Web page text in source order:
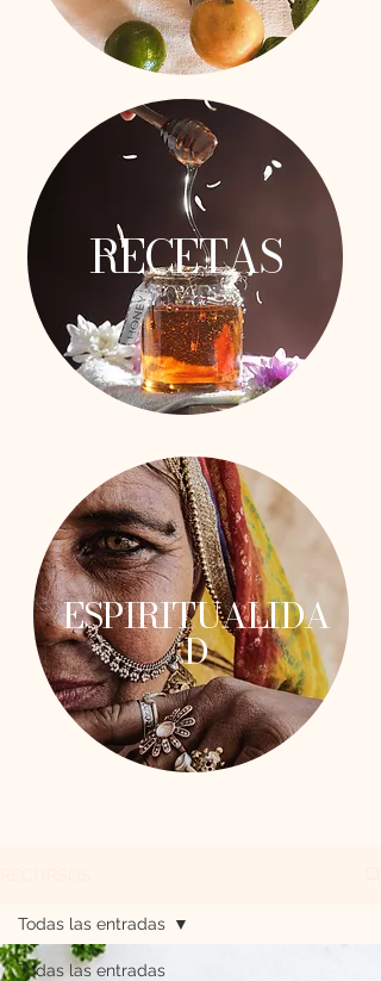
RECETAS
ESPIRITUALIDA
D
Todas las entradas
Todas las entradas